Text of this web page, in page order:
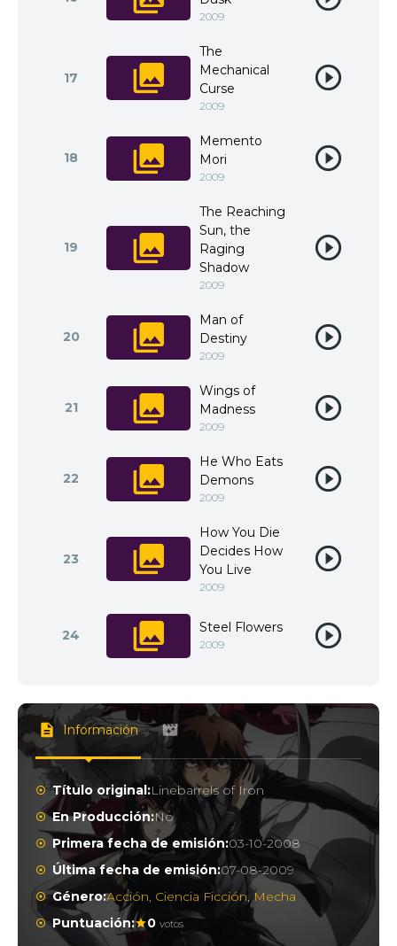
2009
17
The
Mechanical
Curse
2009
18
Memento
Mori
2009
19
The Reaching
Sun, the
Raging
Shadow
2009
20
Man of
Destiny
2009
21
Wings of
Madness
2009
22
He Who Eats
Demons
2009
23
How You Die
Decides How
You Live
2009
24 Steel Flowers
2009
Información
Título original:Linebarrels of Iron
En Producción:No
Primera fecha de emisión:03-10-2008
Última fecha de emisión:07-08-2009
Género:Acción, Ciencia Ficción,Mecha
Puntuación:
0 votos